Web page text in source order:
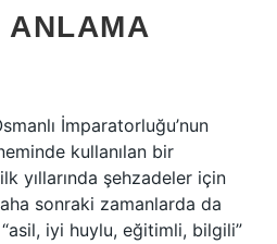
ANLAMA
İmparatorluğu’nun
kullanılan bir
ilk yıllarında şehzadeler için
sonraki zamanlarda da
iyi huylu, eğitimli, bilgili”